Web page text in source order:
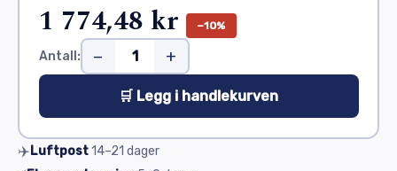
1 774,48 kr −10%
Antall: − +
🛒 Legg i handlekurven
✈️Luftpost14–21 dager